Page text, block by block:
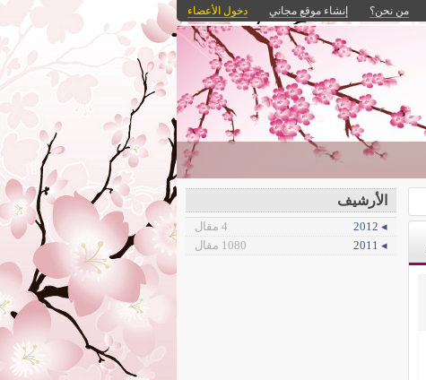
من نحن؟ إنشاء موقع مجاني دخول الأعضاء
الأرشيف
◂ 2012
4 مقال
◂ 2011
1080 مقال